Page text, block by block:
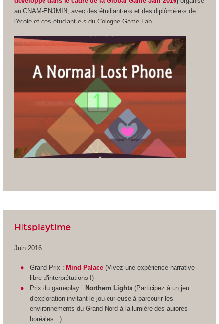
au CNAM-ENJMIN, avec des étudiant·e·s et des diplômé·e·s de
l'école et des étudiant·e·s du Cologne Game Lab.
Hitsplaytime
Juin 2016
Grand Prix : Mind Palace (Vivez une expérience narrative
libre d'interprétations !)
Prix du gameplay : Northern Lights (Participez à un jeu
d'exploration invitant le jou·eur·euse à parcourir les
environnements du Grand Nord à la lumière des aurores
boréales...)